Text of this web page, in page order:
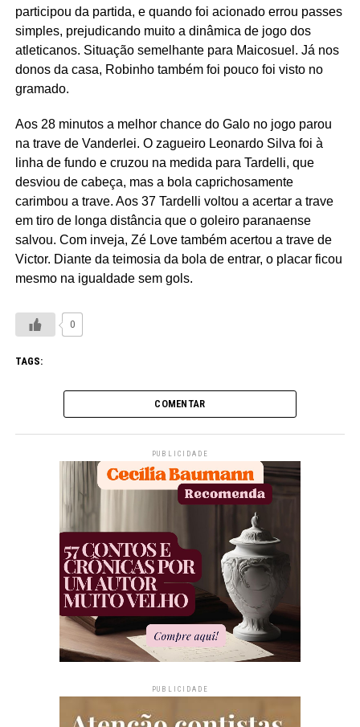
participou da partida, e quando foi acionado errou passes
simples, prejudicando muito a dinâmica de jogo dos
atleticanos. Situação semelhante para Maicosuel. Já nos
donos da casa, Robinho também foi pouco foi visto no
gramado.
Aos 28 minutos a melhor chance do Galo no jogo parou
na trave de Vanderlei. O zagueiro Leonardo Silva foi à
linha de fundo e cruzou na medida para Tardelli, que
desviou de cabeça, mas a bola caprichosamente
carimbou a trave. Aos 37 Tardelli voltou a acertar a trave
em tiro de longa distância que o goleiro paranaense
salvou. Com inveja, Zé Love também acertou a trave de
Victor. Diante da teimosia da bola de entrar, o placar ficou
mesmo na igualdade sem gols.
0
TAGS:
COMENTAR
PUBLICIDADE
PUBLICIDADE